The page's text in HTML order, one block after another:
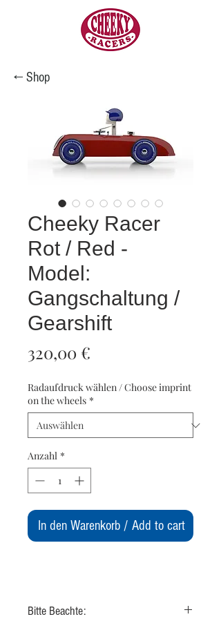
← Shop
Cheeky Racer
Rot / Red -
Model:
Gangschaltung /
Gearshift
320,00 €
Radaufdruck wählen / Choose imprint
on the wheels *
Anzahl *
In den Warenkorb / Add to cart
Bitte Beachte: